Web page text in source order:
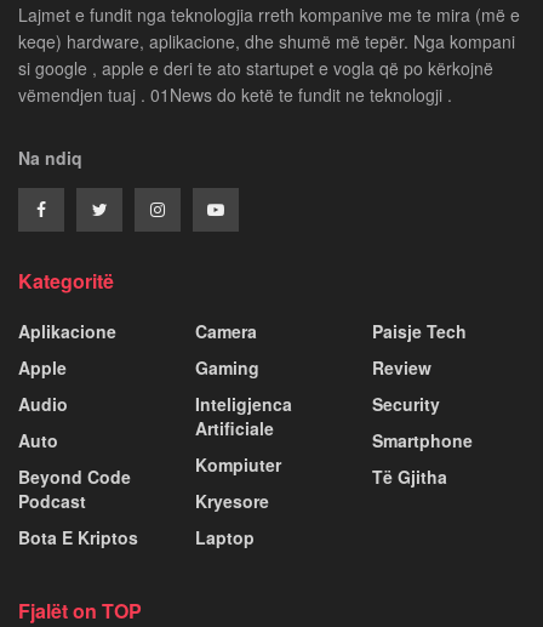
Lajmet e fundit nga teknologjia rreth kompanive me te mira (më e
keqe) hardware, aplikacione, dhe shumë më tepër. Nga kompani
si google , apple e deri te ato startupet e vogla që po kërkojnë
vëmendjen tuaj . 01News do ketë te fundit ne teknologji .
Na ndiq
Kategoritë
Aplikacione
Apple
Audio
Auto
Beyond Code
Podcast
Bota E Kriptos
Camera
Gaming
Inteligjenca
Artificiale
Kompiuter
Kryesore
Laptop
Paisje Tech
Review
Security
Smartphone
Të Gjitha
Fjalët on TOP